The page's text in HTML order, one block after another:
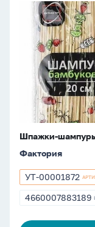
Шпажки-
шампуры
бамбуковые
200мм,
Шпажки-
Фактория
Артикул
УТ-00001872
УТ-00001872
ШТРИХКОД
4660007883189